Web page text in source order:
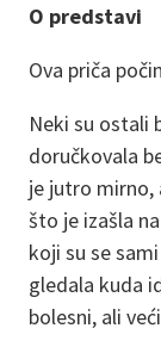
O predstavi
Ova priča
Neki su ostali
doručkovala
je jutro mirno,
što je izašla
koji su se
gledala kuda
bolesni, ali